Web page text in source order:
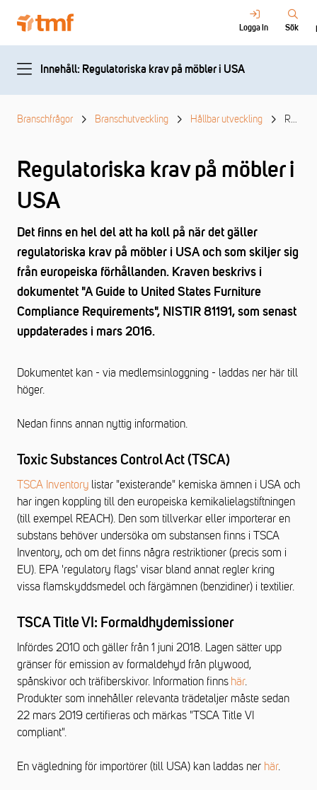
Logga in Sök
Innehåll: Regulatoriska krav på möbler i USA
Branschfrågor Branschutveckling Hållbar utveckling Regulatoriska krav på möbler i USA
Regulatoriska krav på möbler i
USA
Det finns en hel del att ha koll på när det gäller
regulatoriska krav på möbler i USA och som skiljer sig
från europeiska förhållanden. Kraven beskrivs i
dokumentet "A Guide to United States Furniture
Compliance Requirements", NISTIR 81191, som senast
uppdaterades i mars 2016.
Dokumentet kan - via medlemsinloggning - laddas ner här till
höger.
Nedan finns annan nyttig information.
Toxic Substances Control Act (TSCA)
TSCA Inventory listar "existerande" kemiska ämnen i USA och
har ingen koppling till den europeiska kemikalielagstiftningen
(till exempel REACH). Den som tillverkar eller importerar en
substans behöver undersöka om substansen finns i TSCA
Inventory, och om det finns några restriktioner (precis som i
EU). EPA 'regulatory flags' visar bland annat regler kring
vissa flamskyddsmedel och färgämnen (benzidiner) i textilier.
TSCA Title VI: Formaldhydemissioner
Infördes 2010 och gäller från 1 juni 2018. Lagen sätter upp
gränser för emission av formaldehyd från plywood,
spånskivor och träfiberskivor. Information finns här.
Produkter som innehåller relevanta trädetaljer måste sedan
22 mars 2019 certifieras och märkas "TSCA Title VI
compliant".
En vägledning för importörer (till USA) kan laddas ner här.